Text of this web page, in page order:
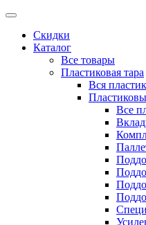
Скидки
Каталог
Все товары
Пластиковая тара
Вся
Все